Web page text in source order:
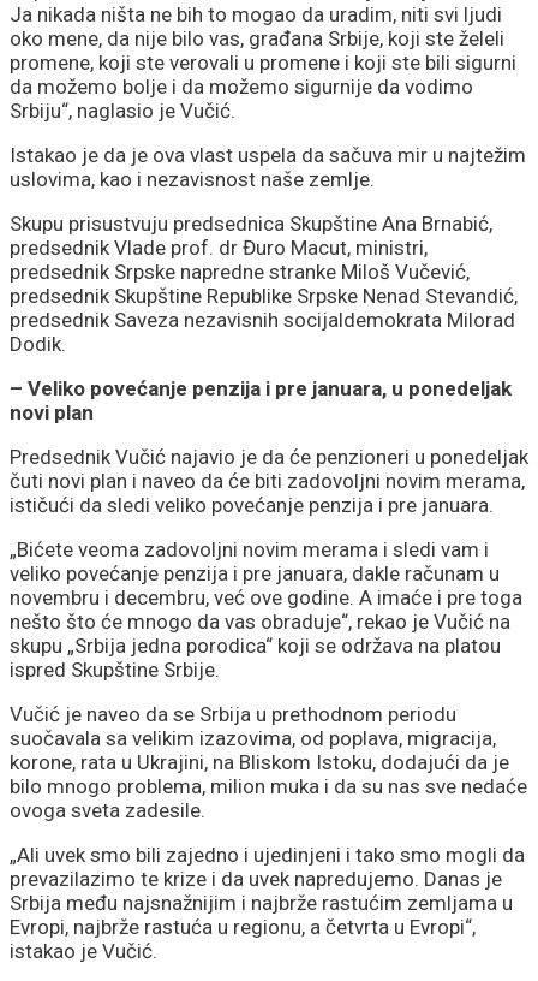
Ja nikada ništa ne bih to mogao da uradim, niti svi ljudi
oko mene, da nije bilo vas, građana Srbije, koji ste želeli
promene, koji ste verovali u promene i koji ste bili sigurni
da možemo bolje i da možemo sigurnije da vodimo
Srbiju“, naglasio je Vučić.
Istakao je da je ova vlast uspela da sačuva mir u najtežim
uslovima, kao i nezavisnost naše zemlje.
Skupu prisustvuju predsednica Skupštine Ana Brnabić,
predsednik Vlade prof. dr Đuro Macut, ministri,
predsednik Srpske napredne stranke Miloš Vučević,
predsednik Skupštine Republike Srpske Nenad Stevandić,
predsednik Saveza nezavisnih socijaldemokrata Milorad
Dodik.
– Veliko povećanje penzija i pre januara, u ponedeljak
novi plan
Predsednik Vučić najavio je da će penzioneri u ponedeljak
čuti novi plan i naveo da će biti zadovoljni novim merama,
ističući da sledi veliko povećanje penzija i pre januara.
„Bićete veoma zadovoljni novim merama i sledi vam i
veliko povećanje penzija i pre januara, dakle računam u
novembru i decembru, već ove godine. A imaće i pre toga
nešto što će mnogo da vas obraduje“, rekao je Vučić na
skupu „Srbija jedna porodica“ koji se održava na platou
ispred Skupštine Srbije.
Vučić je naveo da se Srbija u prethodnom periodu
suočavala sa velikim izazovima, od poplava, migracija,
korone, rata u Ukrajini, na Bliskom Istoku, dodajući da je
bilo mnogo problema, milion muka i da su nas sve nedaće
ovoga sveta zadesile.
„Ali uvek smo bili zajedno i ujedinjeni i tako smo mogli da
prevazilazimo te krize i da uvek napredujemo. Danas je
Srbija među najsnažnijim i najbrže rastućim zemljama u
Evropi, najbrže rastuća u regionu, a četvrta u Evropi“,
istakao je Vučić.